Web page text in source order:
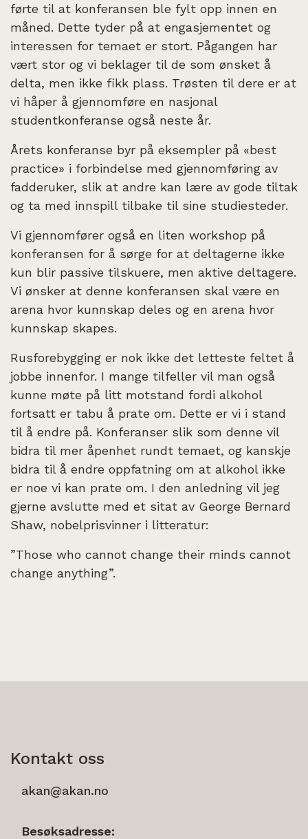
førte til at konferansen ble fylt opp innen en
måned. Dette tyder på at engasjementet og
interessen for temaet er stort. Pågangen har
vært stor og vi beklager til de som ønsket å
delta, men ikke fikk plass. Trøsten til dere er at
vi håper å gjennomføre en nasjonal
studentkonferanse også neste år.
Årets konferanse byr på eksempler på «best
practice» i forbindelse med gjennomføring av
fadderuker, slik at andre kan lære av gode tiltak
og ta med innspill tilbake til sine studiesteder.
Vi gjennomfører også en liten workshop på
konferansen for å sørge for at deltagerne ikke
kun blir passive tilskuere, men aktive deltagere.
Vi ønsker at denne konferansen skal være en
arena hvor kunnskap deles og en arena hvor
kunnskap skapes.
Rusforebygging er nok ikke det letteste feltet å
jobbe innenfor. I mange tilfeller vil man også
kunne møte på litt motstand fordi alkohol
fortsatt er tabu å prate om. Dette er vi i stand
til å endre på. Konferanser slik som denne vil
bidra til mer åpenhet rundt temaet, og kanskje
bidra til å endre oppfatning om at alkohol ikke
er noe vi kan prate om. I den anledning vil jeg
gjerne avslutte med et sitat av George Bernard
Shaw, nobelprisvinner i litteratur:
”Those who cannot change their minds cannot
change anything”.
Kontakt oss
akan@akan.no
Besøksadresse: